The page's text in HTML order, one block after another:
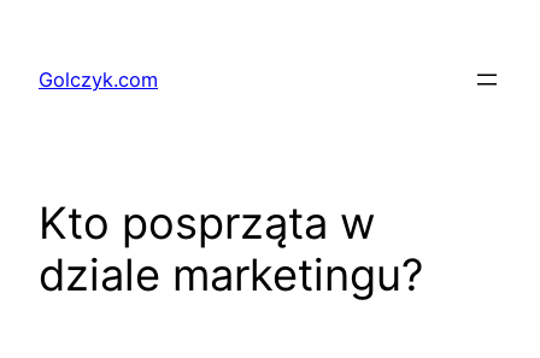
treściGolczyk.com
Kto posprząta w
dziale marketingu?